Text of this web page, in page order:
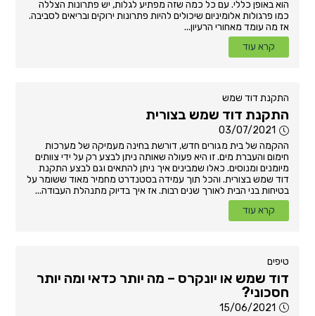
הוא באופן כללי. עם כל כמה שזה מפתיע לגלות, יש פתרונות הצללה
כמו פרגולות אלומיניום שיכולים להיות פתרונות ירוקים ובריאים לסביבה.
אז מה עומד מאחורי הרעיון...
קרא עוד
התקנת דוד שמש
התקנת דוד שמש בצורית
03/07/2021
ההקמה של בית מגורים חדש, דורשת בחינה מעמיקה של מערכות
חימום והעברת מים. זו היא פעולה שאותה ניתן לבצע רק על ידי צוותים
מיומנים ומנוסים. כאלו שמבינים איך ניתן להתאים וגם לבצע התקנת
דוד שמש בצורית. והכל תוך עמידה בסטנדרט מחמיר מאוד ששומר על
בטיחות בני הבית לאורך שנים רבות. אז איך בדיוק מתנהלת העבודה...
קרא עוד
טיפים
דוד שמש או יונקרס – מה יותר כדאי ומה יותר
חסכוני?
15/06/2021